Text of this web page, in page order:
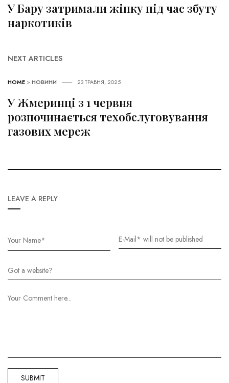
У Бару затримали жінку під час збуту
наркотиків
NEXT ARTICLES
HOME >НОВИНИ 23 ТРАВНЯ, 2025
У Жмеринці з 1 червня
розпочинається техобслуговування
газових мереж
LEAVE A REPLY